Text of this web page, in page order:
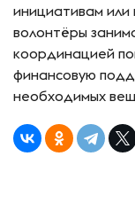
инициативам
волонтёры
координацией
финансовую
необходимых